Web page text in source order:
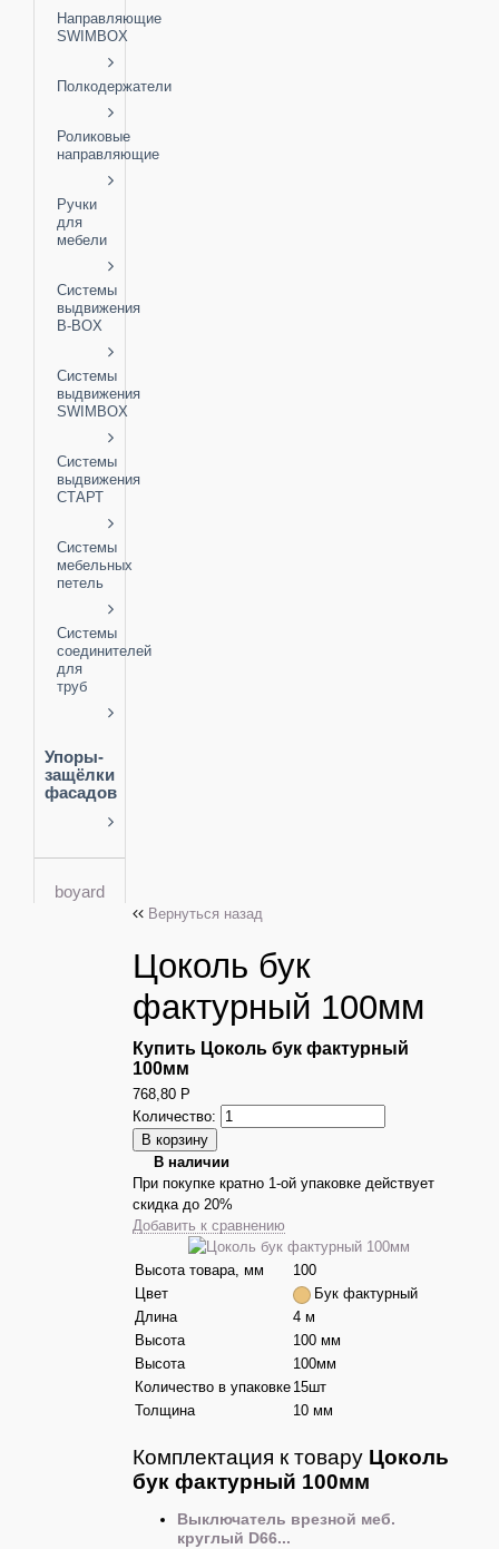
Направляющие
SWIMBOX
Полкодержатели
Роликовые
направляющие
Ручки
для
мебели
Системы
выдвижения
B-BOX
Системы
выдвижения
SWIMBOX
Системы
выдвижения
СТАРТ
Системы
мебельных
петель
Системы
соединителей
для
труб
Упоры-
защёлки
фасадов
boyard
Вернуться назад
Цоколь бук
фактурный 100мм
Купить Цоколь бук фактурный
100мм
768,80 Р
Количество:
В наличии
При покупке кратно 1-ой упаковке действует
скидка до 20%
Добавить к сравнению
Высота товара, мм
100
Цвет
Бук фактурный
Длина
4 м
Высота
100 мм
Высота
100мм
Количество в упаковке 15шт
Толщина
10 мм
Комплектация к товару Цоколь
бук фактурный 100мм
Выключатель врезной меб.
круглый D66...